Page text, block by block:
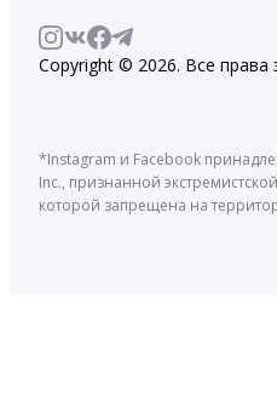
Copyright © 2026. Все
*Instagram и Facebook
Inc., признанной
которой запрещена на